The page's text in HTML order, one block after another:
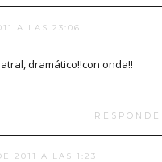
A LAS 23:06
dramático!!con onda!!
2011 A LAS 1:23